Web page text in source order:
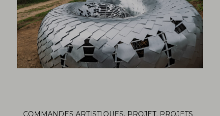
COMMANDES ARTISTIQUES, PROJET, PROJETS